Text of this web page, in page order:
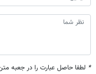
* لطفا حاصل عبارت را در جعبه